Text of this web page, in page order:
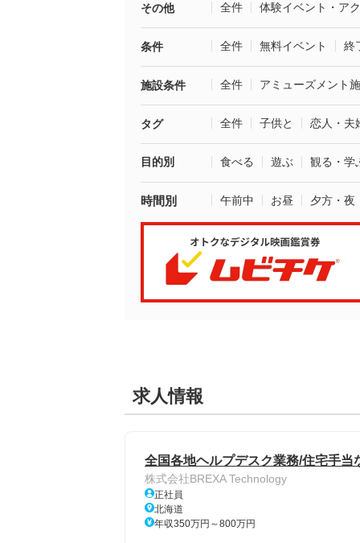
その他 全件 体験イベント・ア
条件 全件 無料イベント 終
施設条件 全件 アミューズメント
タグ 全件 子供と 恋人・夫
目的別 食べる 遊ぶ 観る・学
時間別 午前中 お昼 夕方・夜
求人情報
全国各地ヘルプデスク業務/住宅手当
株式会社BREXA Technology
正社員
北海道
年収350万円～800万円